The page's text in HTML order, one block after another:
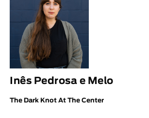
Inês Pedrosa e Melo
The Dark Knot At The Center